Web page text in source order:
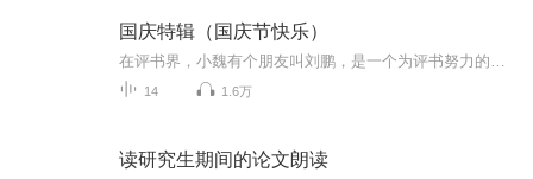
国庆特辑（国庆节快乐）
14 1.6万
读研究生期间的论文朗读